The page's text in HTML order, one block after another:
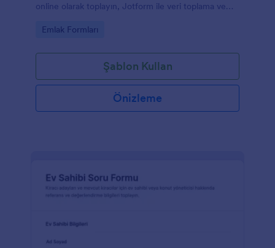
online olarak toplayın, Jotform ile veri toplama ve
Go to Category:
Emlak Formları
Şablon Kullan
Önizleme